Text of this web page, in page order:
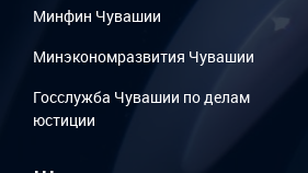
Минфин Чувашии
Минэкономразвития Чувашии
Госслужба Чувашии по делам
юстиции
...